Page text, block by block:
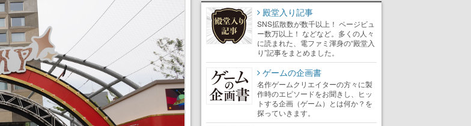
殿堂入り記事
SNS拡散数が数千以上！ ページビュ
ー数万以上！ などなど。多くの人々
に読まれた、電ファミ渾身の“殿堂入
り”記事をまとめました。
ゲームの企画書
名作ゲームクリエイターの方々に製
作時のエピソードをお聞きし、ヒッ
トする企画（ゲーム）とは何か？を
探っていきます。